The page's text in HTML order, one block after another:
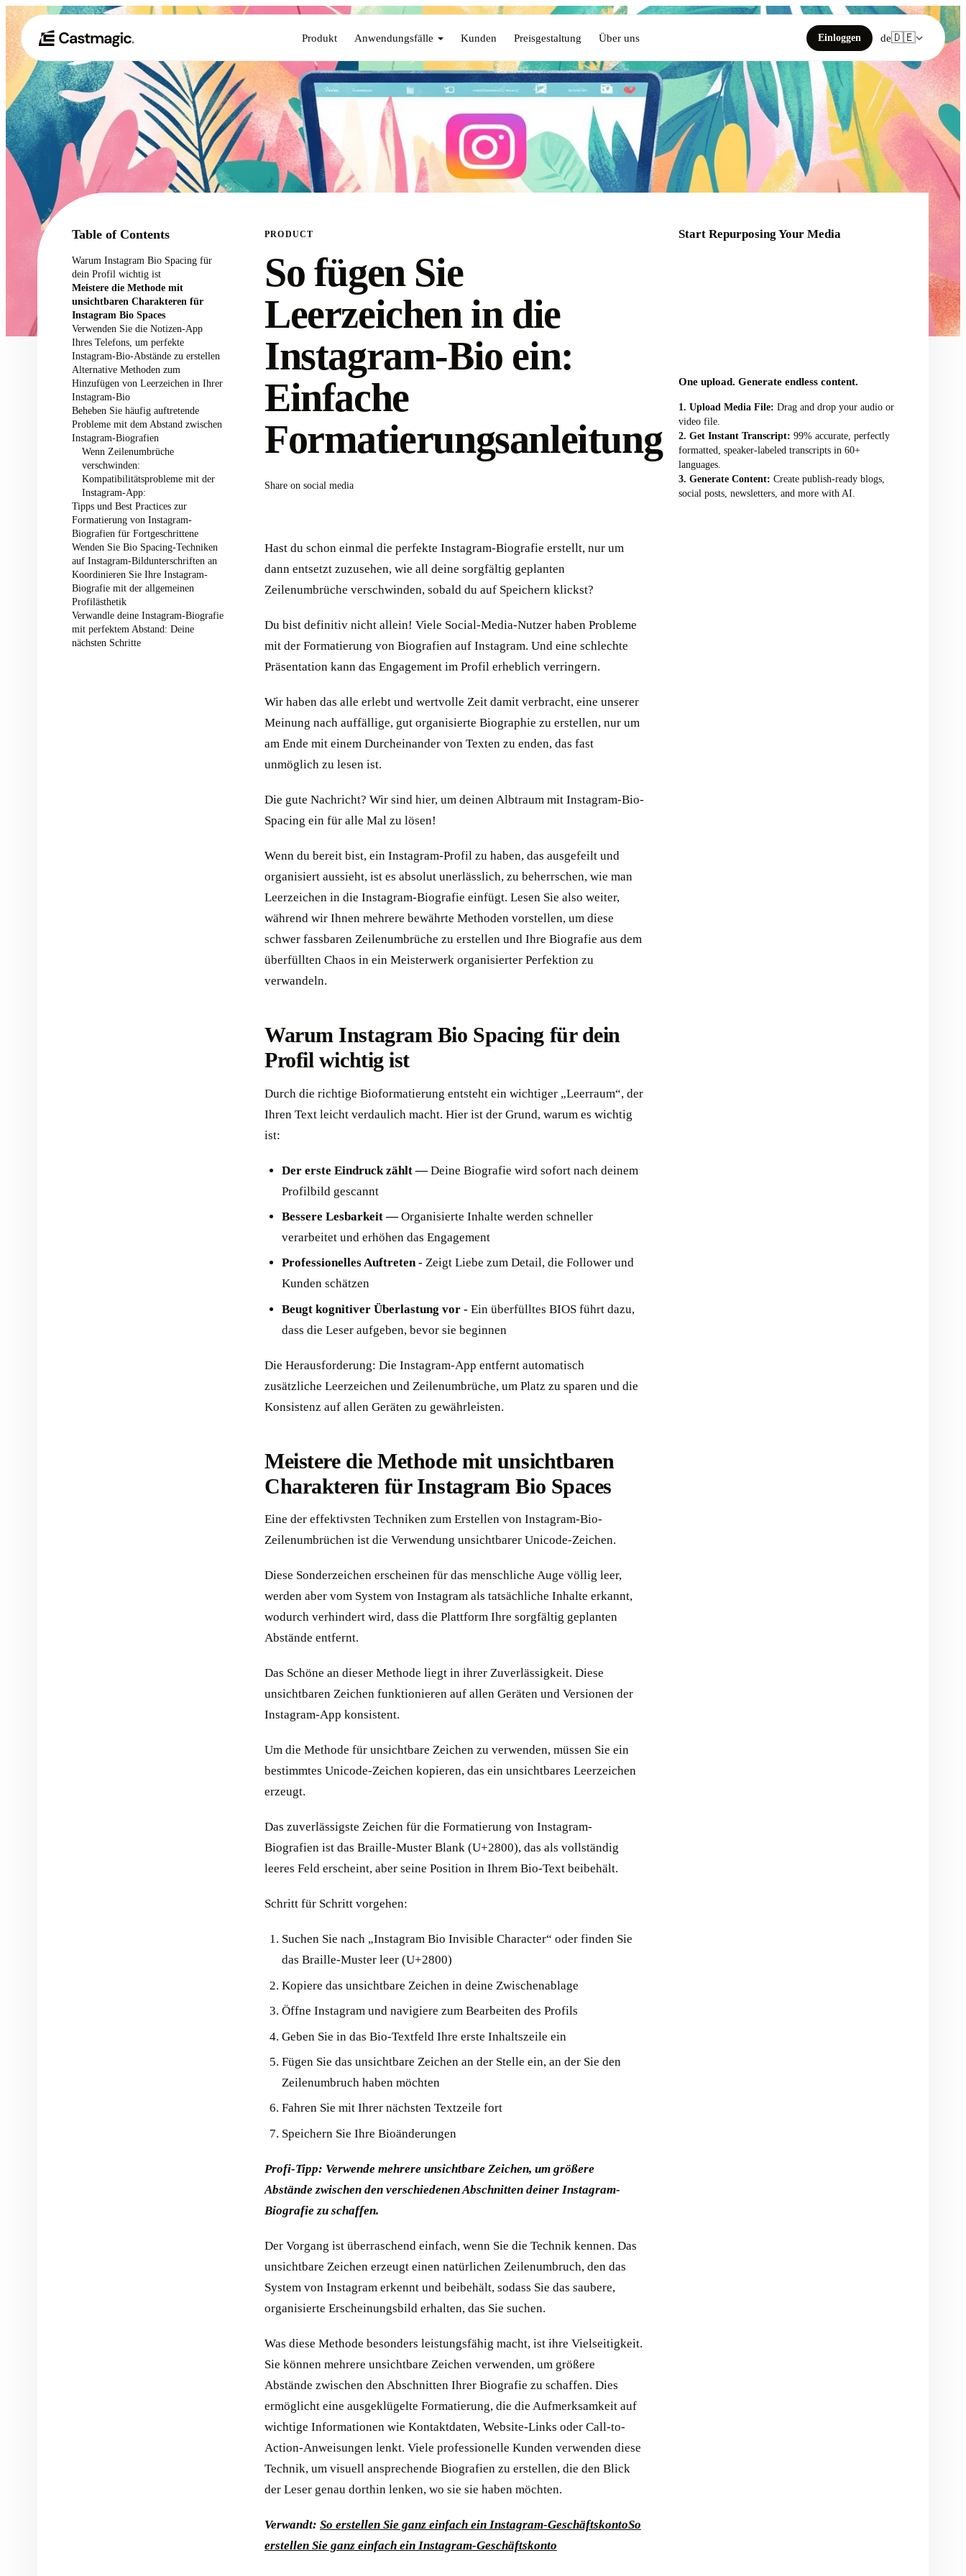
Produkt Anwendungsfälle Kunden Preisgestaltung Über uns Einloggen de🇩🇪
Table of Contents
Warum Instagram Bio Spacing für
dein Profil wichtig ist
Meistere die Methode mit
unsichtbaren Charakteren für
Instagram Bio Spaces
Verwenden Sie die Notizen-App
Ihres Telefons, um perfekte
Instagram-Bio-Abstände zu erstellen
Alternative Methoden zum
Hinzufügen von Leerzeichen in Ihrer
Instagram-Bio
Beheben Sie häufig auftretende
Probleme mit dem Abstand zwischen
Instagram-Biografien
Wenn Zeilenumbrüche
verschwinden:
Kompatibilitätsprobleme mit der
Instagram-App:
Tipps und Best Practices zur
Formatierung von Instagram-
Biografien für Fortgeschrittene
Wenden Sie Bio Spacing-Techniken
auf Instagram-Bildunterschriften an
Koordinieren Sie Ihre Instagram-
Biografie mit der allgemeinen
Profilästhetik
Verwandle deine Instagram-Biografie
mit perfektem Abstand: Deine
nächsten Schritte
PRODUCT
So fügen Sie
Leerzeichen in die
Instagram-Bio ein:
Einfache
Formatierungsanleitung
Share on social media
Hast du schon einmal die perfekte Instagram-Biografie erstellt, nur um
dann entsetzt zuzusehen, wie all deine sorgfältig geplanten
Zeilenumbrüche verschwinden, sobald du auf Speichern klickst?
Du bist definitiv nicht allein! Viele Social-Media-Nutzer haben Probleme
mit der Formatierung von Biografien auf Instagram. Und eine schlechte
Präsentation kann das Engagement im Profil erheblich verringern.
Wir haben das alle erlebt und wertvolle Zeit damit verbracht, eine unserer
Meinung nach auffällige, gut organisierte Biographie zu erstellen, nur um
am Ende mit einem Durcheinander von Texten zu enden, das fast
unmöglich zu lesen ist.
Die gute Nachricht? Wir sind hier, um deinen Albtraum mit Instagram-Bio-
Spacing ein für alle Mal zu lösen!
Wenn du bereit bist, ein Instagram-Profil zu haben, das ausgefeilt und
organisiert aussieht, ist es absolut unerlässlich, zu beherrschen, wie man
Leerzeichen in die Instagram-Biografie einfügt. Lesen Sie also weiter,
während wir Ihnen mehrere bewährte Methoden vorstellen, um diese
schwer fassbaren Zeilenumbrüche zu erstellen und Ihre Biografie aus dem
überfüllten Chaos in ein Meisterwerk organisierter Perfektion zu
verwandeln.
Warum Instagram Bio Spacing für dein
Profil wichtig ist
Durch die richtige Bioformatierung entsteht ein wichtiger „Leerraum“, der
Ihren Text leicht verdaulich macht. Hier ist der Grund, warum es wichtig
ist:
Der erste Eindruck zählt —Deine Biografie wird sofort nach deinem
Profilbild gescannt
Bessere Lesbarkeit —Organisierte Inhalte werden schneller
verarbeitet und erhöhen das Engagement
Professionelles Auftreten - Zeigt Liebe zum Detail, die Follower und
Kunden schätzen
Beugt kognitiver Überlastung vor - Ein überfülltes BIOS führt dazu,
dass die Leser aufgeben, bevor sie beginnen
Die Herausforderung: Die Instagram-App entfernt automatisch
zusätzliche Leerzeichen und Zeilenumbrüche, um Platz zu sparen und die
Konsistenz auf allen Geräten zu gewährleisten.
Meistere die Methode mit unsichtbaren
Charakteren für Instagram Bio Spaces
Eine der effektivsten Techniken zum Erstellen von Instagram-Bio-
Zeilenumbrüchen ist die Verwendung unsichtbarer Unicode-Zeichen.
Diese Sonderzeichen erscheinen für das menschliche Auge völlig leer,
werden aber vom System von Instagram als tatsächliche Inhalte erkannt,
wodurch verhindert wird, dass die Plattform Ihre sorgfältig geplanten
Abstände entfernt.
Das Schöne an dieser Methode liegt in ihrer Zuverlässigkeit. Diese
unsichtbaren Zeichen funktionieren auf allen Geräten und Versionen der
Instagram-App konsistent.
Um die Methode für unsichtbare Zeichen zu verwenden, müssen Sie ein
bestimmtes Unicode-Zeichen kopieren, das ein unsichtbares Leerzeichen
erzeugt.
Das zuverlässigste Zeichen für die Formatierung von Instagram-
Biografien ist das Braille-Muster Blank (U+2800), das als vollständig
leeres Feld erscheint, aber seine Position in Ihrem Bio-Text beibehält.
Schritt für Schritt vorgehen:
Suchen Sie nach „Instagram Bio Invisible Character“ oder finden Sie
das Braille-Muster leer (U+2800)
Kopiere das unsichtbare Zeichen in deine Zwischenablage
Öffne Instagram und navigiere zum Bearbeiten des Profils
Geben Sie in das Bio-Textfeld Ihre erste Inhaltszeile ein
Fügen Sie das unsichtbare Zeichen an der Stelle ein, an der Sie den
Zeilenumbruch haben möchten
Fahren Sie mit Ihrer nächsten Textzeile fort
Speichern Sie Ihre Bioänderungen
Profi-Tipp: Verwende mehrere unsichtbare Zeichen, um größere
Abstände zwischen den verschiedenen Abschnitten deiner Instagram-
Biografie zu schaffen.
Der Vorgang ist überraschend einfach, wenn Sie die Technik kennen. Das
unsichtbare Zeichen erzeugt einen natürlichen Zeilenumbruch, den das
System von Instagram erkennt und beibehält, sodass Sie das saubere,
organisierte Erscheinungsbild erhalten, das Sie suchen.
Was diese Methode besonders leistungsfähig macht, ist ihre Vielseitigkeit.
Sie können mehrere unsichtbare Zeichen verwenden, um größere
Abstände zwischen den Abschnitten Ihrer Biografie zu schaffen. Dies
ermöglicht eine ausgeklügelte Formatierung, die die Aufmerksamkeit auf
wichtige Informationen wie Kontaktdaten, Website-Links oder Call-to-
Action-Anweisungen lenkt. Viele professionelle Kunden verwenden diese
Technik, um visuell ansprechende Biografien zu erstellen, die den Blick
der Leser genau dorthin lenken, wo sie sie haben möchten.
Verwandt: So erstellen Sie ganz einfach ein Instagram-GeschäftskontoSo
erstellen Sie ganz einfach ein Instagram-Geschäftskonto
Start Repurposing Your Media
One upload. Generate endless content.
Upload Media File: Drag and drop your audio or
video file.
Get Instant Transcript: 99% accurate, perfectly
formatted, speaker-labeled transcripts in 60+
languages.
Generate Content: Create publish-ready blogs,
social posts, newsletters, and more with AI.